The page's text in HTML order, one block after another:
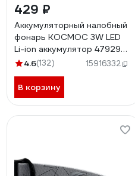
429 ₽
Аккумуляторный налобный
фонарь КОСМОС 3W LED
Li-ion аккумулятор 479295
KOCH3WLi-On
4.6(132) 15916332
В корзину